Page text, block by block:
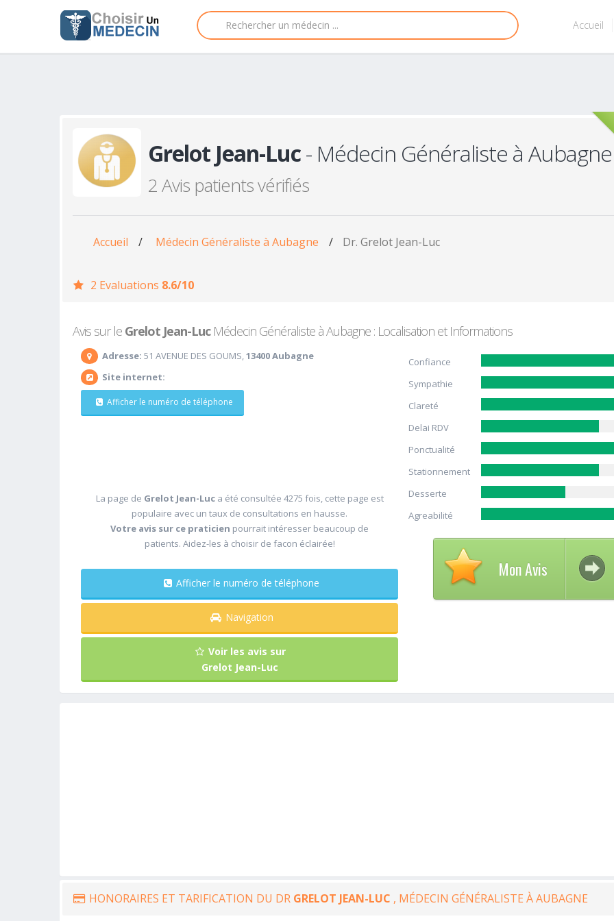
Accueil
Grelot Jean-Luc- Médecin Généraliste à Aubagne
2 Avis patients vérifiés
Accueil / Médecin Généraliste à Aubagne / Dr. Grelot Jean-Luc
2 Evaluations 8.6/10
Avis sur le Grelot Jean-LucMédecin Généraliste à Aubagne : Localisation et Informations
Adresse: 51 AVENUE DES GOUMS,13400 Aubagne
Site internet:
Afficher le numéro de téléphone
La page de Grelot Jean-Luc a été consultée 4275 fois, cette page est
populaire avec un taux de consultations en hausse.
Votre avis sur ce praticien pourrait intéresser beaucoup de
patients. Aidez-les à choisir de facon éclairée!
Afficher le numéro de téléphone
Navigation
Voir les avis sur
Grelot Jean-Luc
Confiance
Sympathie
Clareté
Delai RDV
Ponctualité
Stationnement
Desserte
Agreabilité
Mon Avis
HONORAIRES ET TARIFICATION DU DR GRELOT JEAN-LUC , MÉDECIN GÉNÉRALISTE À AUBAGNE
30
Avis sur
sagesse extraites
...lire plus